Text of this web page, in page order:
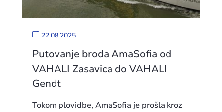
22.08.2025.
Putovanje broda AmaSofia od
VAHALI Zasavica do VAHALI
Gendt
Tokom plovidbe, AmaSofia je prošla kroz